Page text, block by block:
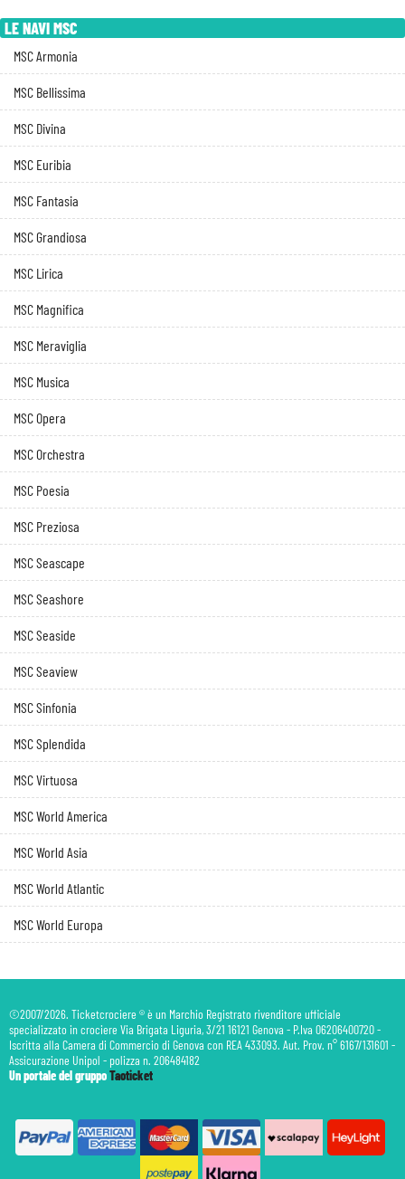
LE NAVI MSC
MSC Armonia
MSC Bellissima
MSC Divina
MSC Euribia
MSC Fantasia
MSC Grandiosa
MSC Lirica
MSC Magnifica
MSC Meraviglia
MSC Musica
MSC Opera
MSC Orchestra
MSC Poesia
MSC Preziosa
MSC Seascape
MSC Seashore
MSC Seaside
MSC Seaview
MSC Sinfonia
MSC Splendida
MSC Virtuosa
MSC World America
MSC World Asia
MSC World Atlantic
MSC World Europa
©2007/2026. Ticketcrociere ® è un Marchio Registrato rivenditore ufficiale
specializzato in crociere Via Brigata Liguria, 3/21 16121 Genova - P.Iva 06206400720 -
Iscritta alla Camera di Commercio di Genova con REA 433093. Aut. Prov. n° 6167/131601 -
Assicurazione Unipol - polizza n. 206484182
Un portale del gruppoTaoticket